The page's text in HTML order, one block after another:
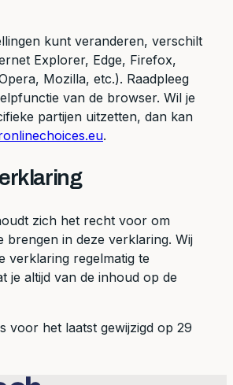
kunt veranderen, verschilt
Explorer, Edge, Firefox,
Mozilla, etc.). Raadpleeg
van de browser. Wil je
partijen uitzetten, dan kan
.
zich het recht voor om
brengen in deze verklaring. Wij
verklaring regelmatig te
je altijd van de inhoud op de
voor het laatst gewijzigd op 29